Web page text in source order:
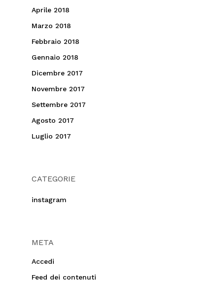
Aprile 2018
Marzo 2018
Febbraio 2018
Gennaio 2018
Dicembre 2017
Novembre 2017
Settembre 2017
Agosto 2017
Luglio 2017
CATEGORIE
instagram
META
Accedi
Feed dei contenuti